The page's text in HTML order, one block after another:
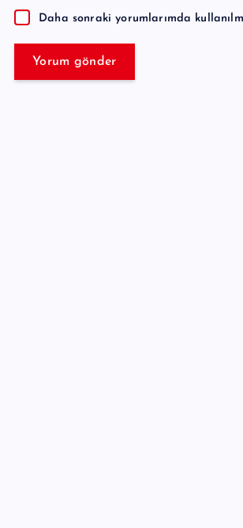
Daha sonraki yorumlarımda
n
a